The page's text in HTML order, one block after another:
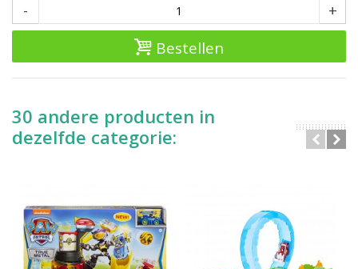
- +
Bestellen
30 andere producten in
dezelfde categorie: